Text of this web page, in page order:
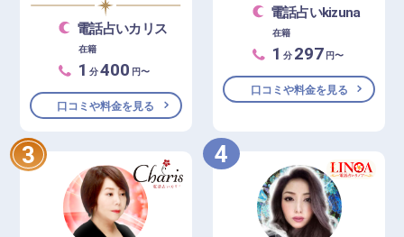
電話占いカリス
在籍
1 分400 円〜
口コミや料金を見る
電話占いkizuna
在籍
1 分 297 円〜
口コミや料金を見る
3 4